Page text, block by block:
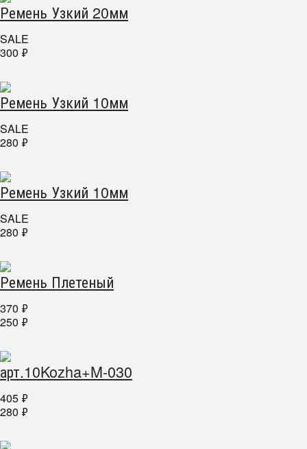
Ремень Узкий 20мм
SALE
300 ₽
Ремень Узкий 10мм
SALE
280 ₽
Ремень Узкий 10мм
SALE
280 ₽
Ремень Плетеный
370 ₽
250 ₽
арт.10Kozha+M-030
405 ₽
280 ₽